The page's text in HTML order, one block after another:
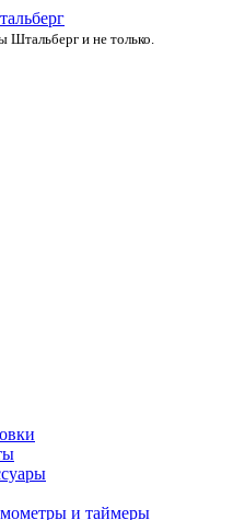
Штальберг и не только.
и таймеры